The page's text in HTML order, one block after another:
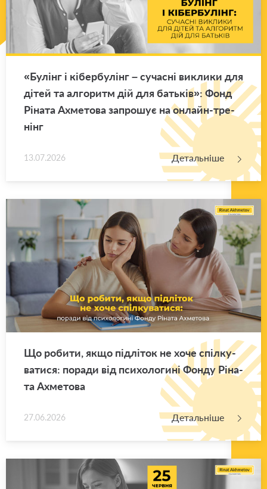
«Бу­лінг і кі­бер­бу­лінг – су­ча­сні ви­кли­ки для
дітей та ал­го­ритм дій для ба­тьків»: Фонд
Рі­на­та Ахме­то­ва за­про­шує на он­лайн-тре­
нінг
13.07.2026 Детальніше
Що ро­би­ти, якщо під­лі­ток не хоче спіл­ку­
ва­ти­ся: по­ра­ди від пси­хо­ло­ги­ні Фонду Рі­на­
та Ахме­то­ва
27.06.2026 Детальніше